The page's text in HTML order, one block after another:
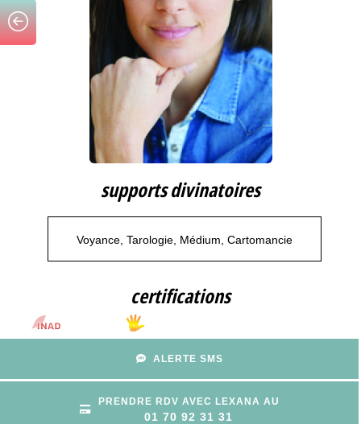
supports divinatoires
Voyance, Tarologie, Médium, Cartomancie
certifications
ALERTE SMS
PRENDRE RDV AVEC LEXANA AU
01 70 92 31 31